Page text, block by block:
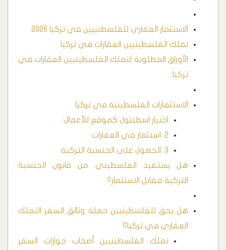
الاستثمار العقاري للفلسطنييين في تركيا 2026
تملك الفلسطينيين العقارات في تركيا
الأوراق المطلوبة لتملك الفلسطينيين العقارات في
تركيا:
الاستثمارات الفلسطينية في تركيا
اختيار اسطنبول كموقع للأعمال:
2. استثمار في العقارات:
3. الحصول على الجنسية التركية:
هل يستفيد الفلسطيني من قانون الجنسية
التركية مقابل الاستثمار؟
هل يحق للفلسطينيين حملة وثائق السفر التملك
العقاري في تركيا؟
تملك الفلسطينيين أصحاب جوازات السفر